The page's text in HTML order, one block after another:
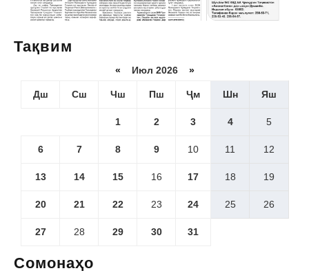
Тақвим
« Июл 2026 »
Дш Сш Чш Пш Ҷм Шн Яш
1 2 3 4 5
6 7 8 9 10 11 12
13 14 15 16 17 18 19
20 21 22 23 24 25 26
27 28 29 30 31
Сомонаҳо